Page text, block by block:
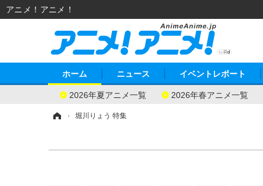
ホーム
2026年夏アニメ一覧 2026年春アニメ一覧
ニュース イベントレポート
› 堀川りょう 特集
アニメ！アニメ！